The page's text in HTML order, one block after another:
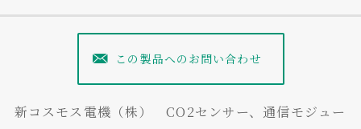
この製品へのお問い合わせ
新コスモス電機（株） CO2センサー、通信モジュー